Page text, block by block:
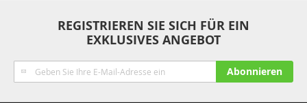
REGISTRIEREN SIE SICH FÜR EIN
EXKLUSIVES ANGEBOT
Melden
Sie
Abonnieren